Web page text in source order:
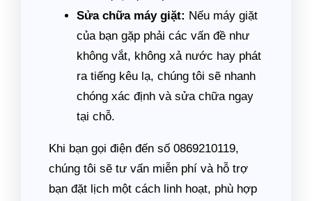
Sửa chữa máy giặt: Nếu máy giặt
của bạn gặp phải các vấn đề như
không vắt, không xả nước hay phát
ra tiếng kêu lạ, chúng tôi sẽ nhanh
chóng xác định và sửa chữa ngay
tại chỗ.
Khi bạn gọi điện đến số 0869210119,
chúng tôi sẽ tư vấn miễn phí và hỗ trợ
bạn đặt lịch một cách linh hoạt, phù hợp